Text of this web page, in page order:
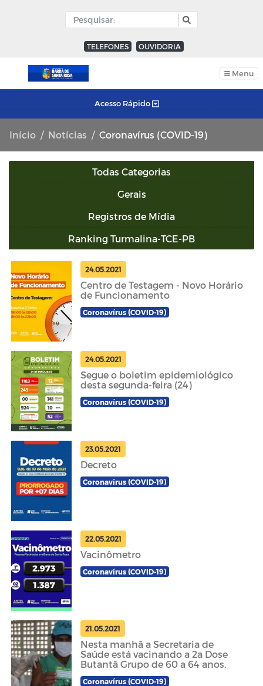
TELEFONES OUVIDORIA
Menu
Acesso Rápido
Início Notícias Coronavírus (COVID-19)
Todas Categorias
Gerais
Registros de Mídia
Ranking Turmalina-TCE-PB
24.05.2021
Centro de Testagem - Novo Horário
de Funcionamento
Coronavírus (COVID-19)
24.05.2021
Segue o boletim epidemiológico
desta segunda-feira (24)
Coronavírus (COVID-19)
23.05.2021
Decreto
Coronavírus (COVID-19)
22.05.2021
Vacinômetro
Coronavírus (COVID-19)
21.05.2021
Nesta manhã a Secretaria de
Saúde está vacinando a 2a Dose
Butantã Grupo de 60 a 64 anos.
Coronavírus (COVID-19)